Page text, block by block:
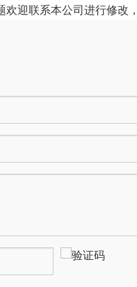
迎联系本公司进行修改